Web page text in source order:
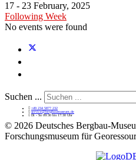
17 - 23 February, 2025
Following Week
No events were found
Suchen ...
+49 234 5877 232
service@bergbaumuseum.de
Di - So 09:30 bis 17:30 Uhr
© 2026 Deutsches Bergbau-
Forschungsmuseum für